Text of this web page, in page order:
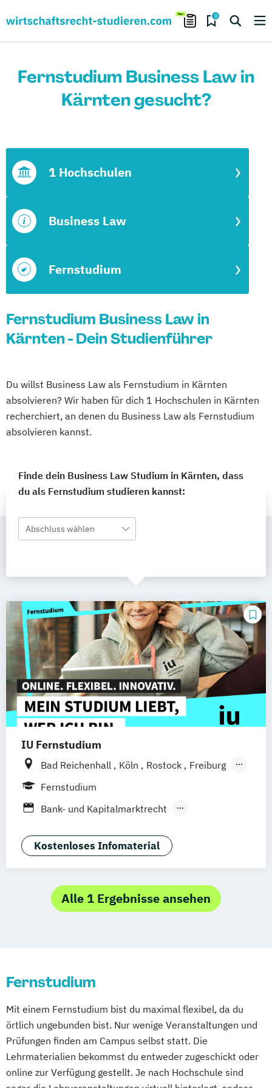
0
Fernstudium Business Law in
Kärnten gesucht?
Fernstudium
Business Law
1 Hochschulen
Fernstudium Business Law in
Kärnten - Dein Studienführer
Du willst Business Law als Fernstudium in Kärnten
absolvieren? Wir haben für dich 1 Hochschulen in Kärnten
recherchiert, an denen du Business Law als Fernstudium
absolvieren kannst.
Finde dein Business Law Studium in Kärnten, dass
du als Fernstudium studieren kannst:
Abschluss wählen
IU Fernstudium
Bad Reichenhall Köln Rostock
Freiburg
Kiel
Frankfurt am Main
Deggendorf Karlsruhe Kassel
Oberhausen Offenbach Saarbrücken
Neu-Ulm Graz Innsbruck Wien
Augsburg Freising Friedrichshafen
Klagenfurt Magdeburg Münster Trier
Würzburg Chemnitz Linz
Fernstudium
Bank- und Kapitalmarktrecht
Kostenloses Infomaterial
Alle 1 Ergebnisse ansehen
Fernstudium
Mit einem Fernstudium bist du maximal flexibel, da du
örtlich ungebunden bist. Nur wenige Veranstaltungen und
Prüfungen finden am Campus selbst statt. Die
Lehrmaterialien bekommst du entweder zugeschickt oder
online zur Verfügung gestellt. Je nach Hochschule sind